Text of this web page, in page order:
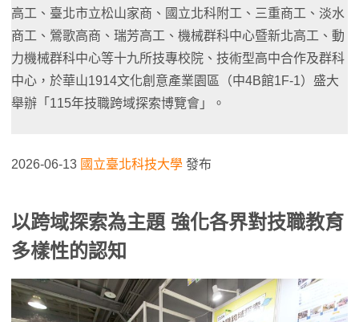
高工、臺北市立松山家商、國立北科附工、三重商工、淡水
商工、鶯歌高商、瑞芳高工、機械群科中心暨新北高工、動
力機械群科中心等十九所技專校院、技術型高中合作及群科
中心，於華山1914文化創意產業園區（中4B館1F-1）盛大
舉辦「115年技職跨域探索博覽會」。
2026-06-13 國立臺北科技大學 發布
以跨域探索為主題 強化各界對技職教育
多樣性的認知